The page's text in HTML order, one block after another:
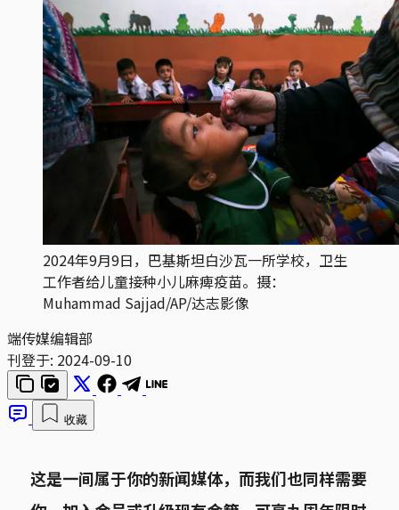
2024年9月9日，巴基斯坦白沙瓦一所学校，卫生
工作者给儿童接种小儿麻痺疫苗。摄：
Muhammad Sajjad/AP/达志影像
端传媒编辑部
刊登于: 2024-09-10
收藏
这是一间属于你的新闻媒体，而我们也同样需要